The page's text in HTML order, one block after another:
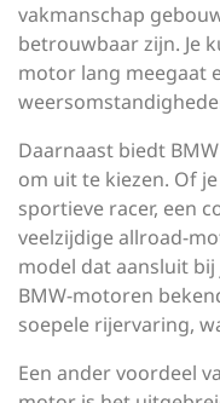
vakmanschap
betrouwbaar zijn. Je
motor lang meegaat
Daarnaast biedt
om uit te kiezen. Of
sportieve racer, een
veelzijdige allroad-
model dat aansluit
BMW-motoren
soepele rijervaring,
Een ander voordeel